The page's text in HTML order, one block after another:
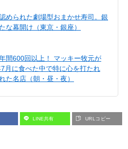
められた劇場型おまかせ寿司。銀
な幕開け（東京・銀座）
間600回以上！ マッキー牧元が
月に食べた中で特に心を打たれ
た名店（朝・昼・夜）
LINE共有 URLコピー